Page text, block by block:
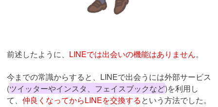
前述したように、 LINEでは出会いの機能はありません。
今までの常識からすると、LINEで出会うには外部サービス
(ツイッターやインスタ、フェイスブックなど)を利用し
て、 仲良くなってからLINEを交換するという方法でした。